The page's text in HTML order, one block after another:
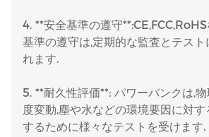
4. **安全基準の遵守
基準の遵守は,定期的な監査とテスト
れます.
5. **耐久性評価**: パワーバンクは,
度変動,塵や水などの環境要因に対
するために様々なテストを受けます.